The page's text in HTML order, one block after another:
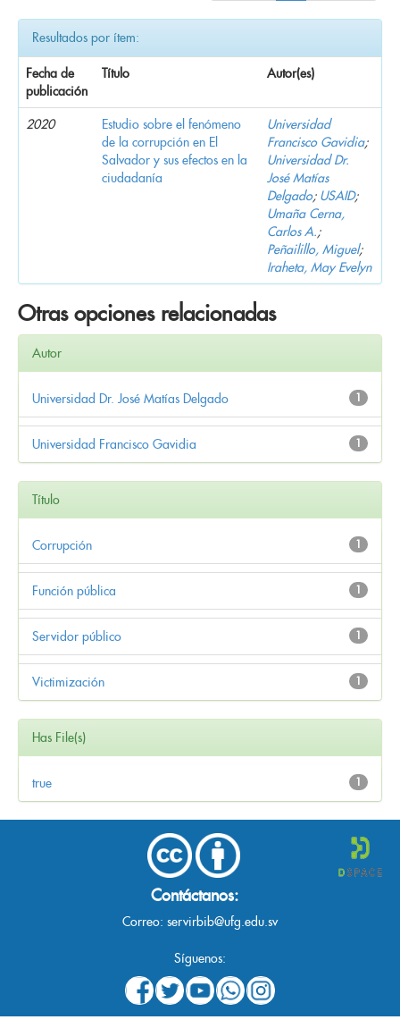
Resultados por ítem:
Fecha de
publicación
Título Autor(es)
2020
Estudio sobre el fenómeno
de la corrupción en El
Salvador y sus efectos en la
ciudadanía
Universidad
Francisco Gavidia;
Universidad Dr.
José Matías
Delgado; USAID;
Umaña Cerna,
Carlos A.;
Peñailillo, Miguel;
Iraheta, May Evelyn
Otras opciones relacionadas
Autor
1
Universidad Dr. José Matías Delgado
1
Universidad Francisco Gavidia
Título
1
Corrupción
1
Función pública
1
Servidor público
1
Victimización
Has File(s)
1
true
Contáctanos:
Correo: servirbib@ufg.edu.sv
Síguenos: